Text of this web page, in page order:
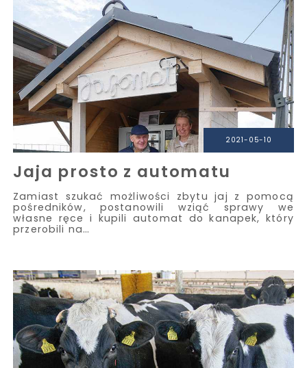
2021-05-10
Jaja prosto z automatu
Zamiast szukać możliwości zbytu jaj z pomocą
pośredników, postanowili wziąć sprawy we
własne ręce i kupili automat do kanapek, który
przerobili na…